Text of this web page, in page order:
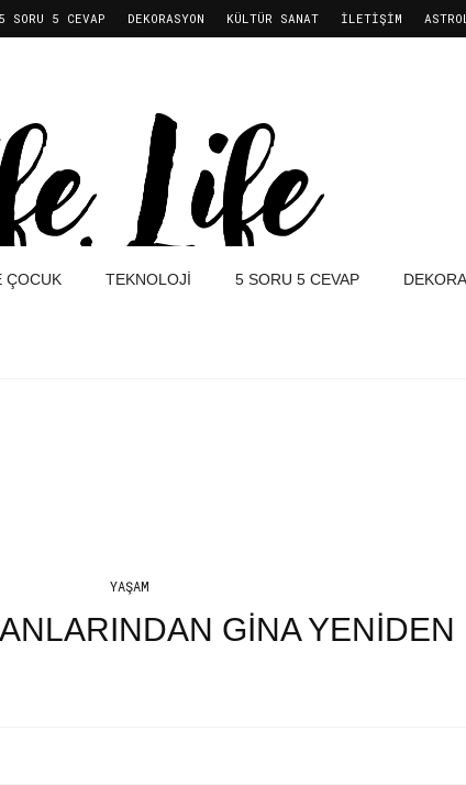
5 SORU 5 CEVAP DEKORASYON KÜLTÜR SANAT İLETIŞIM
ÇOCUK TEKNOLOJI 5 SORU 5 CEVAP
YAŞAM
GİNA YENİDEN